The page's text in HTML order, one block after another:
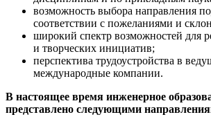
возможность выбора направления
соответствии с пожеланиями и
широкий спектр возможностей для
и творческих инициатив;
перспектива трудоустройства в
международные компании.
В настоящее время инженерное
представлено следующими